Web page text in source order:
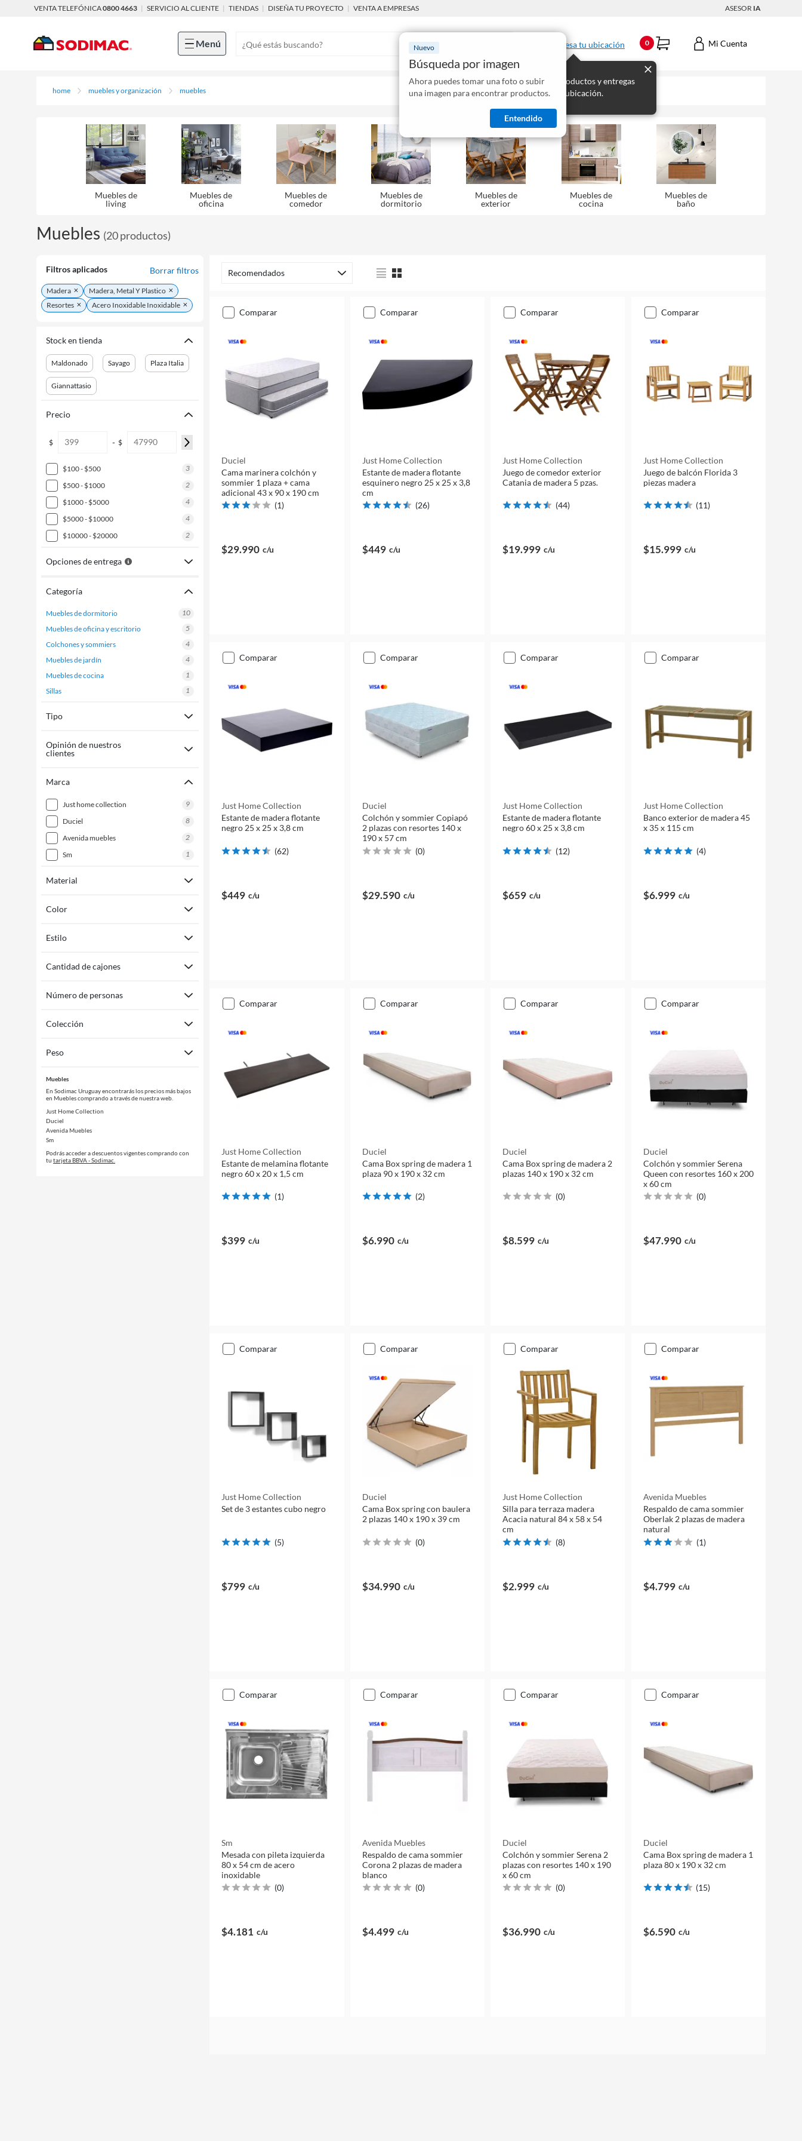
VENTA TELEFÓNICA0800 4663 | SERVICIO AL CLIENTE | TIENDAS | DISEÑA TU PROYECTO | VENTA A EMPRESAS ASESOR IA
Menú Nuevo
Búsqueda por imagen
Ahora puedes tomar una foto o subir
una imagen para encontrar productos.
Entendido
Ingresa tu ubicación
Mostraremos los productos y entregas
disponibles para tu ubicación.
0 Mi Cuenta
home muebles y organización muebles
Muebles de
living
Muebles de
oficina
Muebles de
comedor
Muebles de
dormitorio
Muebles de
exterior
Muebles de
cocina
Muebles de
baño
Muebles (20productos)
Filtros aplicados Borrar filtros
Madera
Madera, Metal Y Plastico
Resortes
Acero Inoxidable Inoxidable
Stock en tienda
Maldonado Sayago Plaza Italia
Giannattasio
Precio
$ - $
$100 - $500
3
$500 - $1000
2
$1000 - $5000
4
$5000 - $10000
4
$10000 - $20000
2
Opciones de entrega
Categoría
muebles de dormitorio
10
muebles de oficina y escritorio
5
colchones y sommiers
4
muebles de jardín
4
muebles de cocina
1
sillas
1
Tipo
Opinión de nuestros
clientes
Marca
just home collection
9
duciel
8
avenida muebles
2
sm
1
Material
Color
Estilo
Cantidad de cajones
Número de personas
Colección
Peso
Muebles
En Sodimac Uruguay encontrarás los precios más bajos
en Muebles comprando a través de nuestra web.
Just Home Collection
Duciel
Avenida Muebles
Sm
Podrás acceder a descuentos vigentes comprando con
tu tarjeta BBVA - Sodimac.
Recomendados
comparar
Duciel
Cama marinera colchón y
sommier 1 plaza + cama
adicional 43 x 90 x 190 cm
(1)
$29.990 c/u
comparar
Just Home Collection
Estante de madera flotante
esquinero negro 25 x 25 x 3,8
cm
(26)
$449 c/u
comparar
Just Home Collection
Juego de comedor exterior
Catania de madera 5 pzas.
(44)
$19.999 c/u
comparar
Just Home Collection
Juego de balcón Florida 3
piezas madera
(11)
$15.999 c/u
comparar
Just Home Collection
Estante de madera flotante
negro 25 x 25 x 3,8 cm
(62)
$449 c/u
comparar
Duciel
Colchón y sommier Copiapó
2 plazas con resortes 140 x
190 x 57 cm
(0)
$29.590 c/u
comparar
Just Home Collection
Estante de madera flotante
negro 60 x 25 x 3,8 cm
(12)
$659 c/u
comparar
Just Home Collection
Banco exterior de madera 45
x 35 x 115 cm
(4)
$6.999 c/u
comparar
Just Home Collection
Estante de melamina flotante
negro 60 x 20 x 1,5 cm
(1)
$399 c/u
comparar
Duciel
Cama Box spring de madera 1
plaza 90 x 190 x 32 cm
(2)
$6.990 c/u
comparar
Duciel
Cama Box spring de madera 2
plazas 140 x 190 x 32 cm
(0)
$8.599 c/u
comparar
Duciel
Colchón y sommier Serena
Queen con resortes 160 x 200
x 60 cm
(0)
$47.990 c/u
comparar
Just Home Collection
Set de 3 estantes cubo negro
(5)
$799 c/u
comparar
Duciel
Cama Box spring con baulera
2 plazas 140 x 190 x 39 cm
(0)
$34.990 c/u
comparar
Just Home Collection
Silla para terraza madera
Acacia natural 84 x 58 x 54
cm
(8)
$2.999 c/u
comparar
Avenida Muebles
Respaldo de cama sommier
Oberlak 2 plazas de madera
natural
(1)
$4.799 c/u
comparar
Sm
Mesada con pileta izquierda
80 x 54 cm de acero
inoxidable
(0)
$4.181 c/u
comparar
Avenida Muebles
Respaldo de cama sommier
Corona 2 plazas de madera
blanco
(0)
$4.499 c/u
comparar
Duciel
Colchón y sommier Serena 2
plazas con resortes 140 x 190
x 60 cm
(0)
$36.990 c/u
comparar
Duciel
Cama Box spring de madera 1
plaza 80 x 190 x 32 cm
(15)
$6.590 c/u